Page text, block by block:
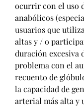
ocurrir con el uso
anabólicos
usuarios que
altas y / o
duración excesiva
problema con el
recuento de
la capacidad de
arterial más alta y